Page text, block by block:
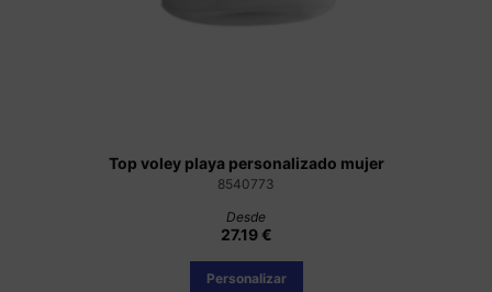
Top voley playa personalizado mujer
8540773
Desde
27.19 €
Personalizar